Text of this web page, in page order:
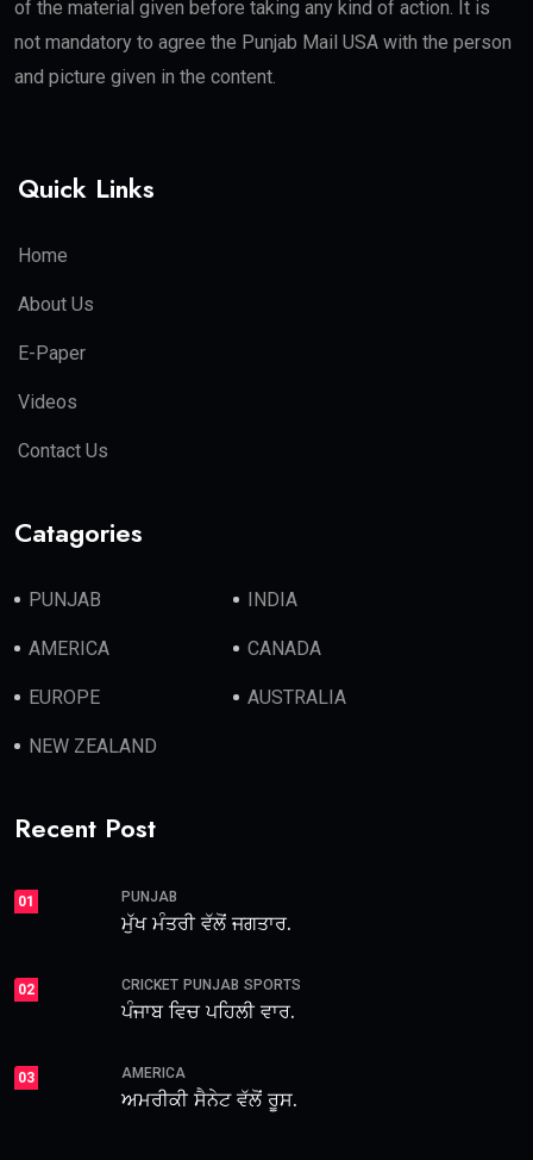
of the material given before taking any kind of action. It is
not mandatory to agree the Punjab Mail USA with the person
and picture given in the content.
Quick Links
Home
About Us
E-Paper
Videos
Contact Us
Catagories
PUNJAB INDIA
AMERICA CANADA
EUROPE AUSTRALIA
NEW ZEALAND
Recent Post
01 PUNJAB
ਮੁੱਖ ਮੰਤਰੀ ਵੱਲੋਂ ਜਗਤਾਰ.
02 CRICKET PUNJAB SPORTS
ਪੰਜਾਬ ਵਿਚ ਪਹਿਲੀ ਵਾਰ.
03 AMERICA
ਅਮਰੀਕੀ ਸੈਨੇਟ ਵੱਲੋਂ ਰੂਸ.